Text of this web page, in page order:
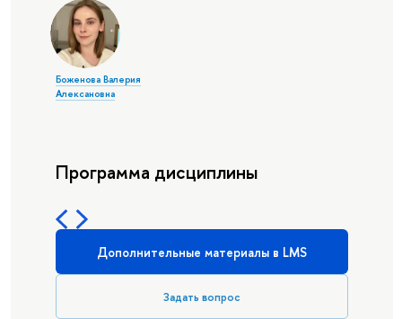
Боженова Валерия
Алексановна
Программа дисциплины
Дополнительные материалы в LMS
Задать вопрос